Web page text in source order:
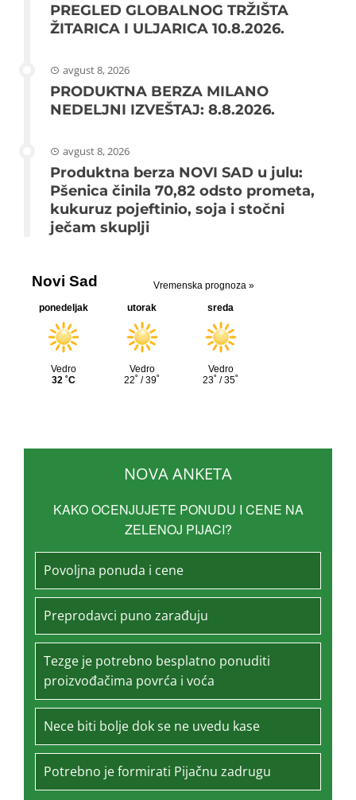
PREGLED GLOBALNOG TRŽIŠTA
ŽITARICA I ULJARICA 10.8.2026.
avgust 8, 2026
PRODUKTNA BERZA MILANO
NEDELJNI IZVEŠTAJ: 8.8.2026.
avgust 8, 2026
Produktna berza NOVI SAD u julu:
Pšenica činila 70,82 odsto prometa,
kukuruz pojeftinio, soja i stočni
ječam skuplji
NOVA ANKETA
KAKO OCENJUJETE PONUDU I CENE NA
ZELENOJ PIJACI?
Povoljna ponuda i cene
Preprodavci puno zarađuju
Tezge je potrebno besplatno ponuditi
proizvođačima povrća i voća
Nece biti bolje dok se ne uvedu kase
Potrebno je formirati Pijačnu zadrugu